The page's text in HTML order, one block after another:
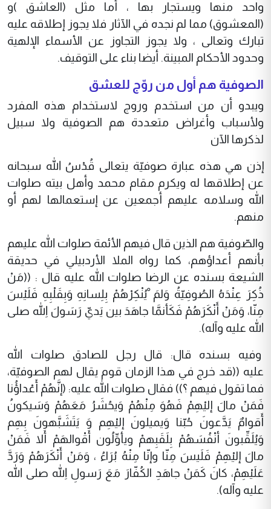
واحد منها ويستجار بها ، أما مثل (العاشق )و
(المعشوق) مما لم نجده في الآثار فلا يجوز إطلاقه عليه
تبارك وتعالى ، ولا يجوز التجاوز عن الأسماء الإلهية
وحدود الأحكام المبينة. أيضا بناء على التوقيف.
الصوفية هم أول من روّج للعشق
ويبدو أن من استخدم وروج لاستخدام هذه المفرد
ولأسباب وأغراض متعددة هم الصوفية ولا سبيل
لذكرها الآن
إذن هي هذه عبارة صوفيّة يتعالى قُدْسُ الله سبحانه
عن إطلاقها له ويكرم مقام محمد وأهل بيته صلوات
الله وسلامه عليهم أجمعين عن إستعمالها لهم أو
منهم.
والصّوفية هم الذين قال فيهم الأئمة صلوات الله عليهم
بأنهم أعداؤهم، كما رواه الملا الأردبيلي في حديقة‌
الشيعة بسنده عن الرضا صلوات الله عليه قال : ((مَنْ
ذُكِرَ عِنْدَهُ الصُوفِيّةُ وَلم‌َ ْيُنْكِرْهُمْ بِلِسانِهِ وَبِقَلْبِهِ فَلَيْسَ
مِنّا، وَمَنْ أَنْكَرَهُمْ فَكَأنمَّا جاهَدَ بين يَديّ رَسَولَ اللّهِ صلى
الله عليه وآله).
وفيه بسنده قال: قال رجل للصادق صلوات الله
عليه ((قد خرج في هذا الزمان قوم يقال لهم الصوفيّة،
فما تقول فيهم ؟)) فقال صلوات الله عليه: (إنَّهُمْ أَعْداؤُنا
فَمَنْ مالَ إليْهِمْ فَهُوَ مِنْهُمْ وَيحُشَرُ مَعَهُمْ وَسَيكونُ
أَقوامٌ يَدَّعونَ حُبّنا وَيميلونَ إليْهِم وَ يَتَشَبَّهونَ بِهِم
وَيُلَقِّبونَ أنْفُسَهُمْ بِلَقَبِهمْ ويأوِّلُون أَقْوالهَمْ أَلا فَمَنْ
مالَ إليْهِمْ فَلَيسَ مِنّا وإنّا مِنْهُ بُرَاءُ ، وَمَنْ أَنْكَرَهُمْ وَرَدَّ
عَلَيْهِمْ، كانَ كَمَنْ جاهَدِ الكُفّارَ مَعَ رَسولِ اللّهِ صلى الله
عليه وآله).